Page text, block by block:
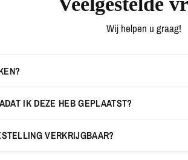
Wij helpen u graag!
IK DEZE HEB GEPLAATST?
VERKRIJGBAAR?